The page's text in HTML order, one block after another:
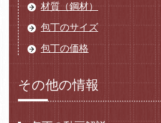
材質（鋼材）
包丁のサイズ
包丁の価格
その他の情報